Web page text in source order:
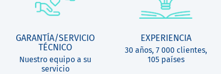
GARANTÍA/SERVICIO
TÉCNICO
Nuestro equipo a su
servicio
EXPERIENCIA
30 años, 7 000 clientes,
105 países